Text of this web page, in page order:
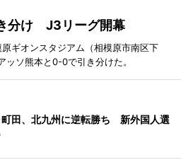
分け J3リーグ開幕
ギオンスタジアム（相模原市南区下
ッソ熊本と0-0で引き分けた。
町田、北九州に逆転勝ち 新外国人選